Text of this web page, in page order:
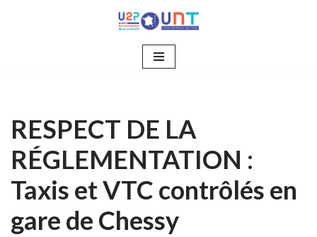
RESPECT DE LA
RÉGLEMENTATION :
Taxis et VTC contrôlés en
gare de Chessy